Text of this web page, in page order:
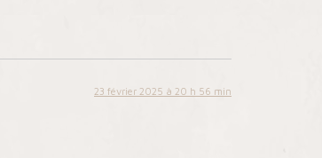
23 février 2025 à 20 h 56 min